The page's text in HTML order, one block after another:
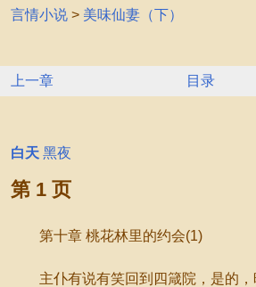
言情小说 > 美味仙妻（下）
上一章 目录
白天 黑夜
第 1 页
第十章 桃花林里的约会(1)
主仆有说有笑回到四箴院，是的，